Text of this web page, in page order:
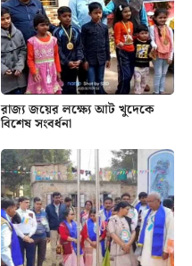
রাজ্য জয়ের লক্ষ্যে আট খুদেকে
বিশেষ সংবর্ধনা